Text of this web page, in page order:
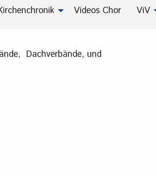
Videos Chor ViV
Dachverbände, und